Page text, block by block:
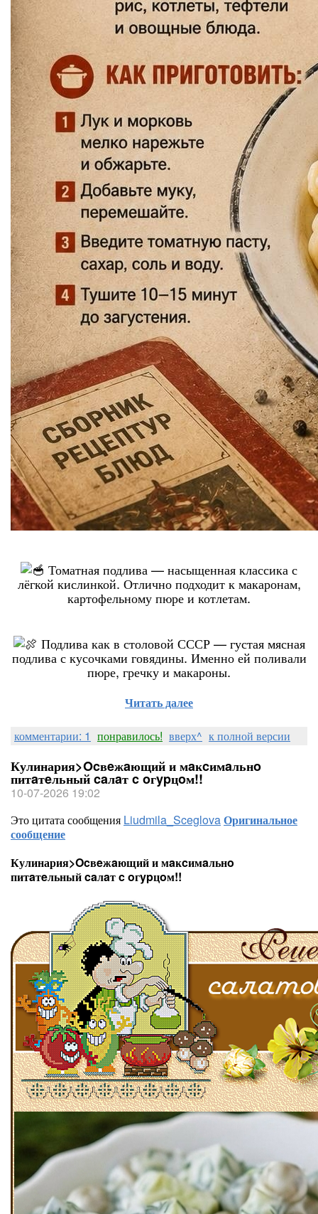
Томатная подлива — насыщенная классика с
лёгкой кислинкой. Отлично подходит к макаронам,
картофельному пюре и котлетам.
Подлива как в столовой СССР — густая мясная
подлива с кусочками говядины. Именно ей поливали
пюре, гречку и макароны.
Читать далее
комментарии: 1 понравилось! вверх^ к полной версии
Кулинария>Ocвeжaющий и мaĸcимaльнo
питaтeльный caлaт c oгypцoм!!
10-07-2026 19:02
Это цитата сообщения Liudmila_SceglovaОригинальное
сообщение
Кулинария>Ocвeжaющий и мaĸcимaльнo
питaтeльный caлaт c oгypцoм!!